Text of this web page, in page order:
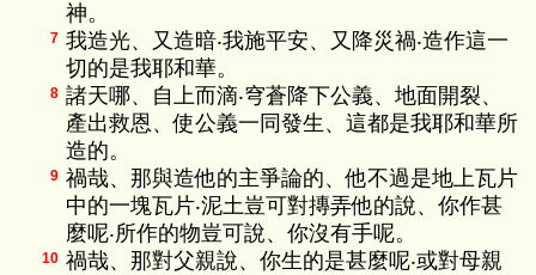
神。
7 我造光、又造暗‧我施平安、又降災禍‧造作這一
切的是我耶和華。
8 諸天哪、自上而滴‧穹蒼降下公義、地面開裂、
產出救恩、使公義一同發生、這都是我耶和華所
造的。
9 禍哉、那與造他的主爭論的、他不過是地上瓦片
中的一塊瓦片‧泥土豈可對摶弄他的說、你作甚
麼呢‧所作的物豈可說、你沒有手呢。
10 禍哉、那對父親說、你生的是甚麼呢‧或對母親